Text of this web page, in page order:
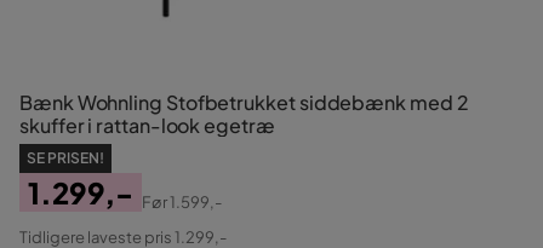
Bænk Wohnling Stofbetrukket siddebænk med 2
skuffer i rattan-look egetræ
SE PRISEN!
Pris
1.299,-
Original
Før1.599,-
Tidligere laveste pris 1.299,-